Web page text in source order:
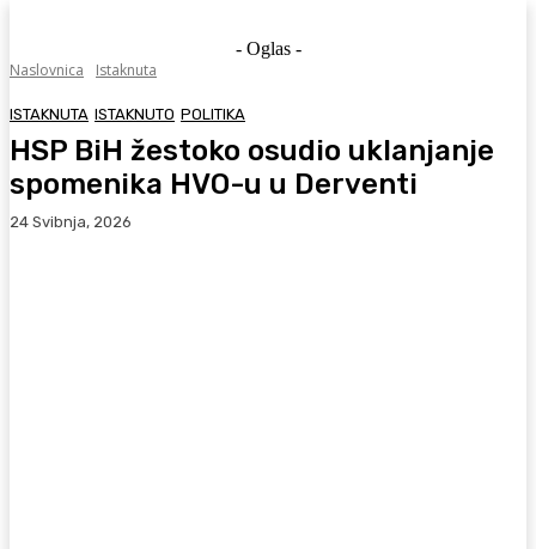
- Oglas -
Naslovnica
Istaknuta
ISTAKNUTA ISTAKNUTO POLITIKA
HSP BiH žestoko osudio uklanjanje
spomenika HVO-u u Derventi
24 Svibnja, 2026